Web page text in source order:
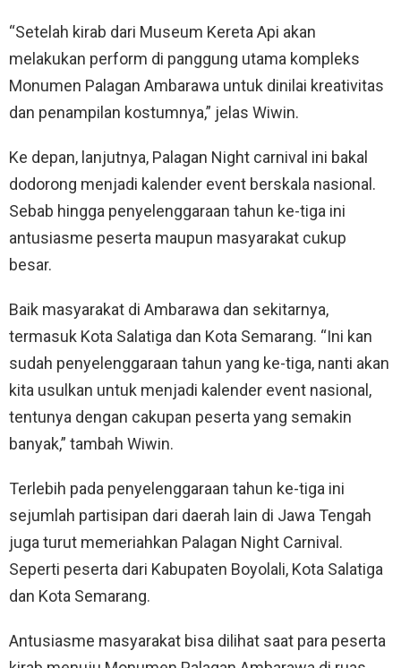
“Setelah kirab dari Museum Kereta Api akan
melakukan perform di panggung utama kompleks
Monumen Palagan Ambarawa untuk dinilai kreativitas
dan penampilan kostumnya,” jelas Wiwin.
Ke depan, lanjutnya, Palagan Night carnival ini bakal
dodorong menjadi kalender event berskala nasional.
Sebab hingga penyelenggaraan tahun ke-tiga ini
antusiasme peserta maupun masyarakat cukup
besar.
Baik masyarakat di Ambarawa dan sekitarnya,
termasuk Kota Salatiga dan Kota Semarang. “Ini kan
sudah penyelenggaraan tahun yang ke-tiga, nanti akan
kita usulkan untuk menjadi kalender event nasional,
tentunya dengan cakupan peserta yang semakin
banyak,” tambah Wiwin.
Terlebih pada penyelenggaraan tahun ke-tiga ini
sejumlah partisipan dari daerah lain di Jawa Tengah
juga turut memeriahkan Palagan Night Carnival.
Seperti peserta dari Kabupaten Boyolali, Kota Salatiga
dan Kota Semarang.
Antusiasme masyarakat bisa dilihat saat para peserta